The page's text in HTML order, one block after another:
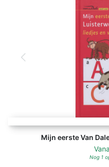
Mijn eerste Van
Nog 1